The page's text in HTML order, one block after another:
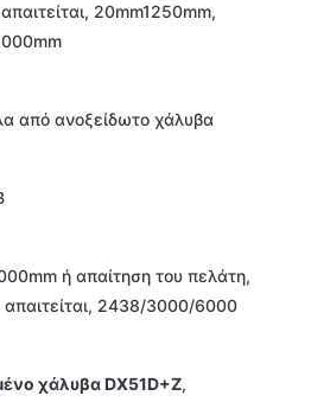
20mm1250mm,
από ανοξείδωτο χάλυβα
ή απαίτηση του πελάτη,
2438/3000/6000
χάλυβα DX51D+Z,